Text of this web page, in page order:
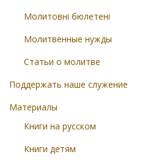
Молитовні бюлетені
Молитвенные нужды
Статьи о молитве
Поддержать наше служение
Материалы
Книги на русском
Книги детям